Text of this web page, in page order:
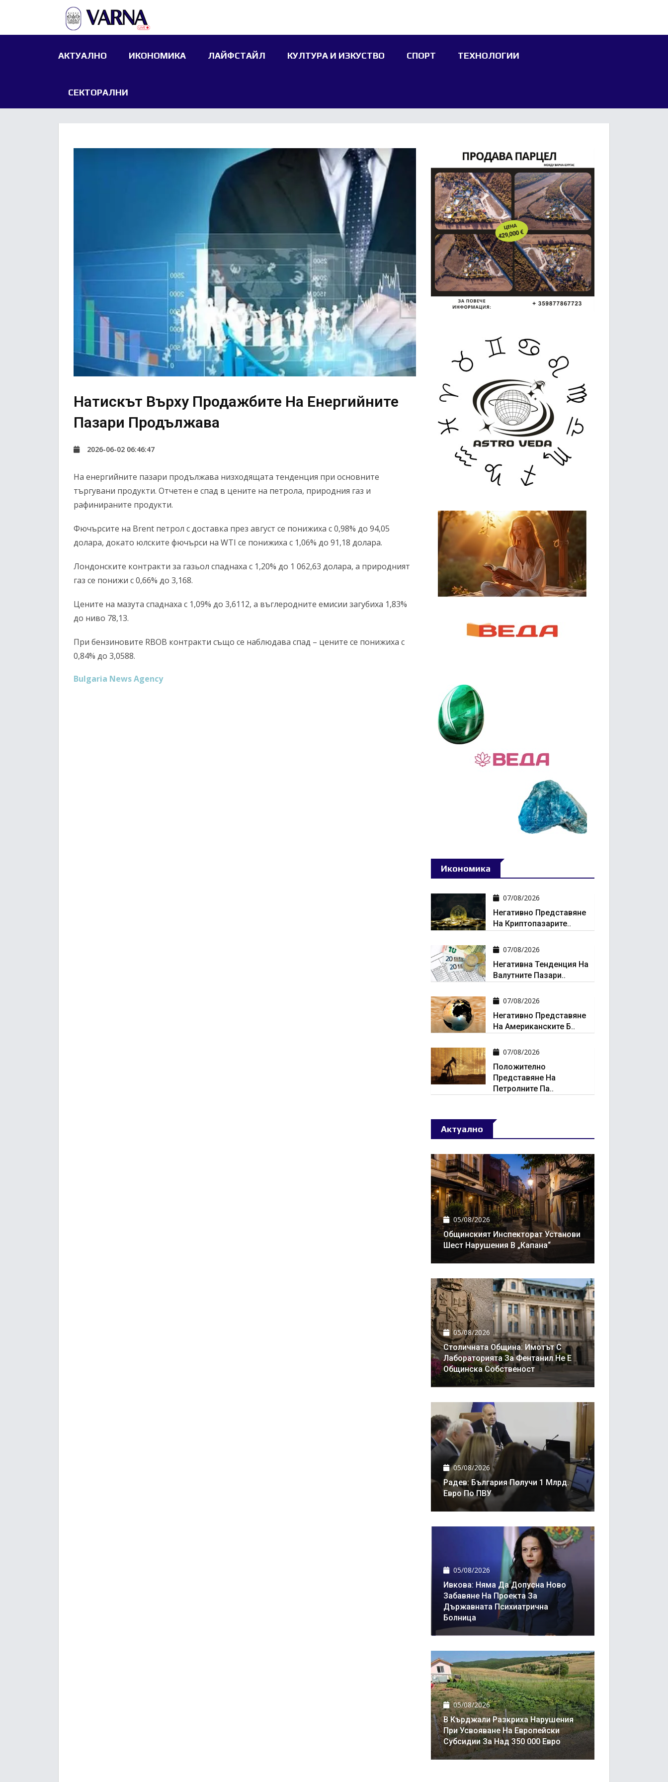
АКТУАЛНО ИКОНОМИКА ЛАЙФСТАЙЛ КУЛТУРА И ИЗКУСТВО СПОРТ ТЕХНОЛОГИИ
СЕКТОРАЛНИ
Натискът Върху Продажбите На Енергийните
Пазари Продължава
2026-06-02 06:46:47
На енергийните пазари продължава низходящата тенденция при основните
търгувани продукти. Отчетен е спад в цените на петрола, природния газ и
рафинираните продукти.
Фючърсите на Brent петрол с доставка през август се понижиха с 0,98% до 94,05
долара, докато юлските фючърси на WTI се понижиха с 1,06% до 91,18 долара.
Лондонските контракти за газьол спаднаха с 1,20% до 1 062,63 долара, а природният
газ се понижи с 0,66% до 3,168.
Цените на мазута спаднаха с 1,09% до 3,6112, а въглеродните емисии загубиха 1,83%
до ниво 78,13.
При бензиновите RBOB контракти също се наблюдава спад – цените се понижиха с
0,84% до 3,0588.
Bulgaria News Agency
Икономика
07/08/2026
Негативно Представяне
На Криптопазарите..
07/08/2026
Негативна Тенденция На
Валутните Пазари..
07/08/2026
Негативно Представяне
На Американските Б..
07/08/2026
Положително
Представяне На
Петролните Па..
Актуално
05/08/2026
Общинският Инспекторат Установи
Шест Нарушения В „Капана“
05/08/2026
Столичната Община: Имотът С
Лабораторията За Фентанил Не Е
Общинска Собственост
05/08/2026
Радев: България Получи 1 Млрд.
Евро По ПВУ
05/08/2026
Ивкова: Няма Да Допусна Ново
Забавяне На Проекта За
Държавната Психиатрична
Болница
05/08/2026
В Кърджали Разкриха Нарушения
При Усвояване На Европейски
Субсидии За Над 350 000 Евро